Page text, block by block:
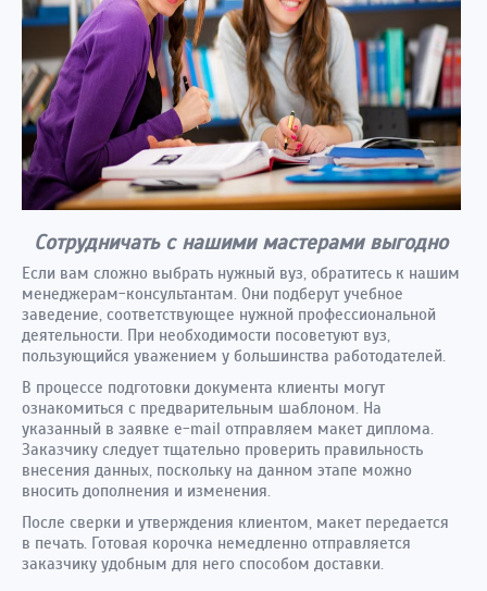
Сотрудничать с нашими мастерами выгодно
Если вам сложно выбрать нужный вуз, обратитесь к нашим
менеджерам-консультантам. Они подберут учебное
заведение, соответствующее нужной профессиональной
деятельности. При необходимости посоветуют вуз,
пользующийся уважением у большинства работодателей.
В процессе подготовки документа клиенты могут
ознакомиться с предварительным шаблоном. На
указанный в заявке e-mail отправляем макет диплома.
Заказчику следует тщательно проверить правильность
внесения данных, поскольку на данном этапе можно
вносить дополнения и изменения.
После сверки и утверждения клиентом, макет передается
в печать. Готовая корочка немедленно отправляется
заказчику удобным для него способом доставки.